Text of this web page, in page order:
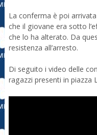
La conferma è poi
che il giovane era sotto
che lo ha alterato. Da
resistenza all’arresto.
Di seguito i video delle
ragazzi presenti in piazza